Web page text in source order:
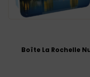
Boîte La Rochelle